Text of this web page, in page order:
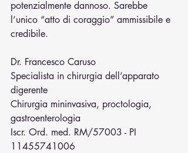
potenzialmente dannoso. Sarebbe
l’unico “atto di coraggio” ammissibile e
credibile.
Dr. Francesco Caruso
Specialista in chirurgia dell’apparato
digerente
Chirurgia mininvasiva, proctologia,
gastroenterologia
Iscr. Ord. med. RM/57003 - PI
11455741006